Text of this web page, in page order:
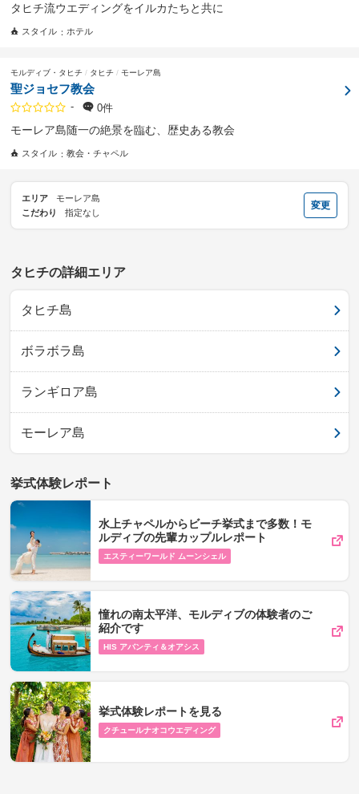
タヒチ流ウエディングをイルカたちと共に
スタイル ホテル
モルディブ・タヒチ タヒチ モーレア島
聖ジョセフ教会
- 0件
モーレア島随一の絶景を臨む、歴史ある教会
スタイル 教会・チャペル
エリア
モーレア島
こだわり
指定なし
変更
タヒチの詳細エリア
タヒチ島
ボラボラ島
ランギロア島
モーレア島
挙式体験レポート
水上チャペルからビーチ挙式まで多数！モ
ルディブの先輩カップルレポート
エスティーワールド ムーンシェル
憧れの南太平洋、モルディブの体験者のご
紹介です
HIS アバンティ＆オアシス
挙式体験レポートを見る
クチュールナオコウエディング